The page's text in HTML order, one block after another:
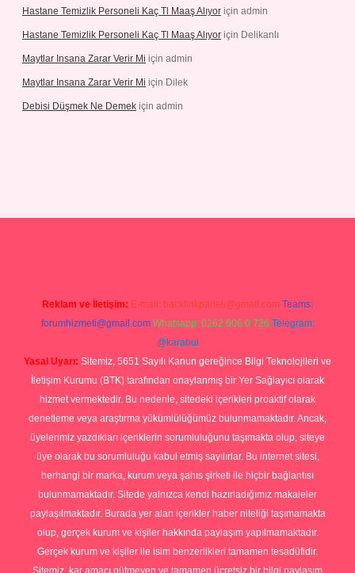
Hastane Temizlik Personeli Kaç Tl Maaş Alıyor için admin
Hastane Temizlik Personeli Kaç Tl Maaş Alıyor için Delikanlı
Maytlar Insana Zarar Verir Mi için admin
Maytlar Insana Zarar Verir Mi için Dilek
Debisi Düşmek Ne Demek için admin
Reklam ve İletişim: E-mail: backlinkpaneli@gmail.com Teams:
forumhizmeti@gmail.com Whatsapp: 0262 606 0 726 Telegram:
@karabul
Yasal Uyarı: Sitemiz, 5651 Sayılı Kanun gereğince Bilgi Teknolojileri ve
İletişim Kurumu (BTK) tarafından onaylanmış bir Yer Sağlayıcı olarak
hizmet vermektedir. Bu nedenle, sitedeki içerikleri proaktif olarak
denetleme veya araştırma yükümlülüğümüz bulunmamaktadır. Ancak,
üyelerimiz yazdıkları içeriklerin sorumluluğunu taşımakta olup, siteye
üye olarak bu sorumluluğu kabul etmiş sayılırlar. Bu internet sitesi,
herhangi bir marka, kurum veya şahıs şirketi ile hiçbir bağlantısı
bulunmamaktadır. Sitede yalnızca kendi hazırladığımız makaleler
paylaşılmaktadır. Burada yer alan içerikler haber niteliği taşımamakta
olup, gerçek kurum ve kişiler hakkında paylaşım yapılmamaktadır.
Gerçek kurum ve kişiler ile isim benzerlikleri tamamen tesadüfidir.
Sitemiz, kar amacı gütmeyen ve tamamen ücretsiz bir bilgi paylaşım